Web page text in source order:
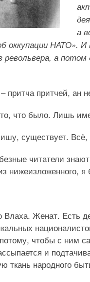
а
оккупации НАТО».
а
притча притчей, ан
что было. Лишь
существует.
читатели
нижеизложенного,
Влаха. Женат. Есть
чтобы с ним
и
ткань народного